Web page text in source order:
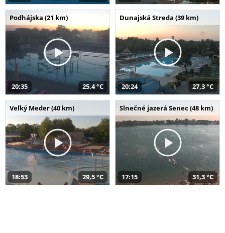
Podhájska (21 km)
20:35 25,4 °C
Dunajská Streda (39 km)
20:24 27,3 °C
Veľký Meder (40 km)
18:53 29,5 °C
Slnečné jazerá Senec (48 km)
17:15 31,3 °C